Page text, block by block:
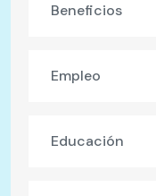
Beneficios
Empleo
Educación